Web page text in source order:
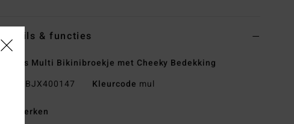
Details & functies
Dames Multi Bikinibroekje met Cheeky Bedekking
EBJX400147 Kleurcode mul
Kenmerken